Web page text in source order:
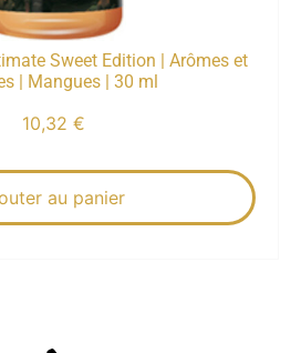
Sweet Edition | Arômes et
| Mangues | 30 ml
10,32 €
au panier